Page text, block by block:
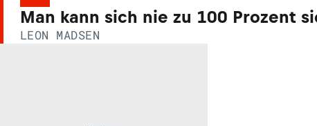
Man kann sich nie zu 100 Prozent
LEON MADSEN